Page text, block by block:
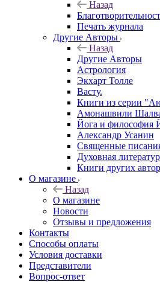
Назад
Печать журнала
Другие Aвторы
Назад
Другие Aвторы
Астрология
Экхарт Толле
Васту.
Книги из серии
Амонашвили
Йога и философия
Александр Усанин
Священные
Духовная
Книги других
О магазине
Назад
О магазине
Новости
Отзывы и предложения
Контакты
Способы оплаты
Условия доставки
Представители
Вопрос-ответ